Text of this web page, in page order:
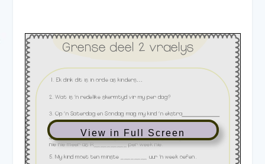
View in Full Screen